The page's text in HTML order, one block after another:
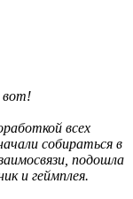
вот!
всех
собираться в
подошла
и геймплея.